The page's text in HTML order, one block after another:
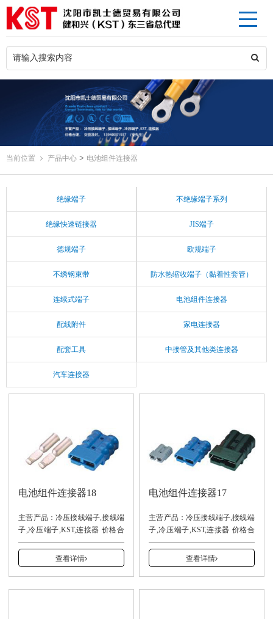
当前位置 产品中心 > 电池组件连接器
绝缘端子 不绝缘端子系列
绝缘快速链接器 JIS端子
德规端子 欧规端子
不绣钢束带 防水热缩收端子（黏着性套管）
连续式端子 电池组件连接器
配线附件 家电连接器
配套工具 中接管及其他类连接器
汽车连接器
电池组件连接器18
主营产品：冷压接线端子,接线端
子,冷压端子,KST,连接器 价格合
理，交货及时。
13940001937（安先生）
查看详情
电池组件连接器17
主营产品：冷压接线端子,接线端
子,冷压端子,KST,连接器 价格合
理，交货及时。
13940001937（安先生）
查看详情